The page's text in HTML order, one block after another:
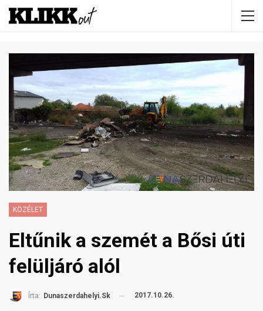
KÖZÉLET
Eltűnik a szemét a Bősi úti
felüljáró alól
Írta: Dunaszerdahelyi.sk 2017.10.26.